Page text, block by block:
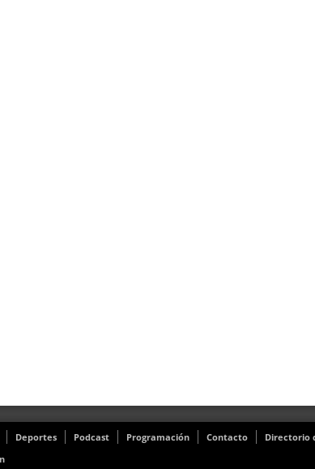
Deportes Podcast Programación Contacto Directorio